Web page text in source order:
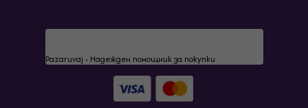
Pazaruvaj - Надежден помощник за покупки